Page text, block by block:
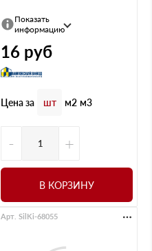
Показать
информацию
16 руб
Цена за шт м2 м3
- +
В КОРЗИНУ
Арт. SilKi-68055